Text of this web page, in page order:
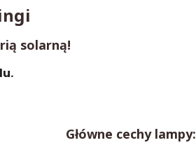
solarną!
Główne cechy lampy: